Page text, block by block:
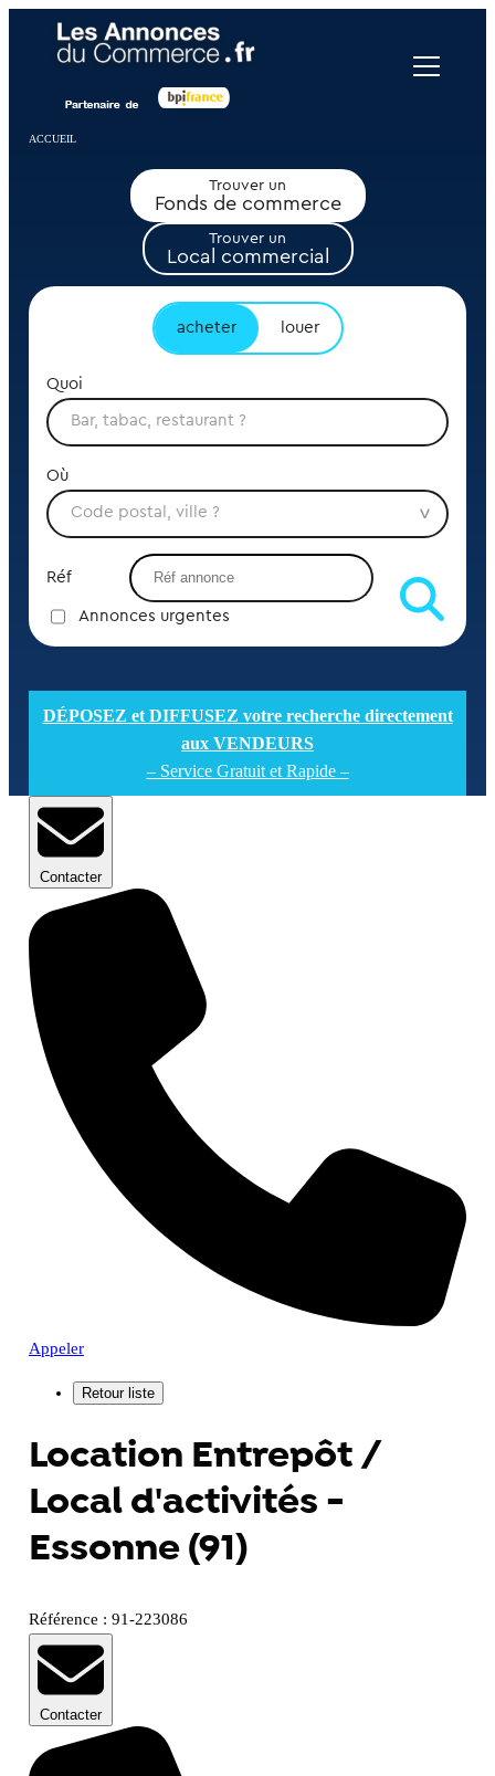
ACCUEIL
Trouver un
Fonds de commerce
Trouver un
Local commercial
acheter louer
Quoi
Où
Réf
Annonces urgentes
DÉPOSEZ et DIFFUSEZ votre recherche directement
aux VENDEURS
– Service Gratuit et Rapide –
Contacter
Appeler
Location Entrepôt /
Local d'activités -
Essonne (91)
Référence : 91-223086
Contacter
Panneau de gestion des cookies